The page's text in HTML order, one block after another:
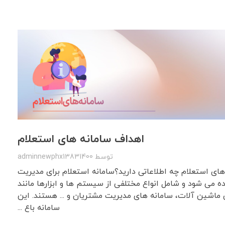
اهداف سامانه های استعلام
توسط adminnewphx13831400
استعلام چه اطلاعاتی دارید؟سامانه استعلام برای مدیریت
می شود و شامل انواع مختلفی از سیستم ها و ابزارها مانند
ماشین آلات، سامانه های مدیریت مشتریان و ... هستند. این
سامانه باع ...